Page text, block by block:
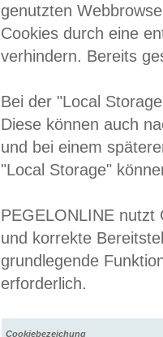
genutzten
Cookies durch eine
verhindern. Bereits
Bei der "Local
Diese können auch
und bei einem
"Local Storage"
PEGELONLINE nutzt
und korrekte
grundlegende
erforderlich.
Cookiebezeichung